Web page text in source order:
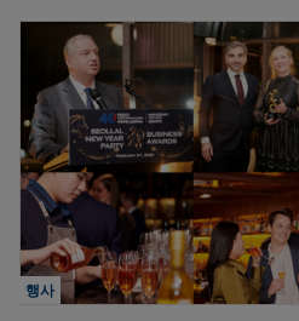
행사